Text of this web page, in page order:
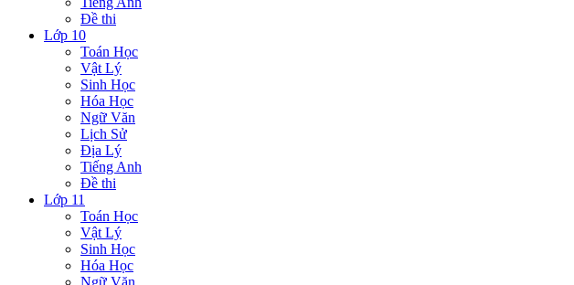
Đề thi
Lớp 10
Toán Học
Vật Lý
Sinh Học
Hóa Học
Ngữ Văn
Lịch Sử
Địa Lý
Tiếng Anh
Đề thi
Lớp 11
Toán Học
Vật Lý
Sinh Học
Hóa Học
Ngữ Văn